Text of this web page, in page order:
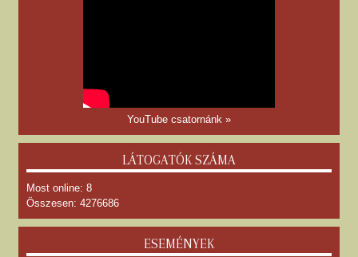
YouTube csatornánk »
LÁTOGATÓK SZÁMA
Most online: 8
Összesen: 4276686
ESEMÉNYEK